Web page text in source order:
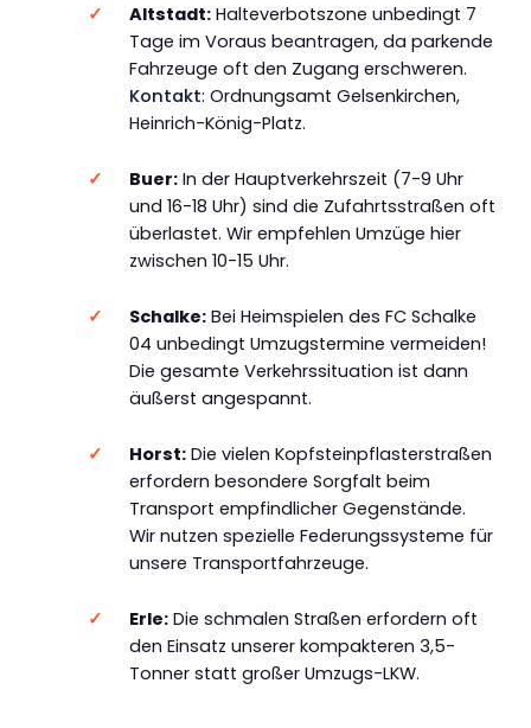
Altstadt:Halteverbotszone unbedingt 7
Tage im Voraus beantragen, da parkende
Fahrzeuge oft den Zugang erschweren.
Kontakt: Ordnungsamt Gelsenkirchen,
Heinrich-König-Platz.
Buer:In der Hauptverkehrszeit (7-9 Uhr
und 16-18 Uhr) sind die Zufahrtsstraßen oft
überlastet. Wir empfehlen Umzüge hier
zwischen 10-15 Uhr.
Schalke:Bei Heimspielen des FC Schalke
04 unbedingt Umzugstermine vermeiden!
Die gesamte Verkehrssituation ist dann
äußerst angespannt.
Horst:Die vielen Kopfsteinpflasterstraßen
erfordern besondere Sorgfalt beim
Transport empfindlicher Gegenstände.
Wir nutzen spezielle Federungssysteme für
unsere Transportfahrzeuge.
Erle:Die schmalen Straßen erfordern oft
den Einsatz unserer kompakteren 3,5-
Tonner statt großer Umzugs-LKW.